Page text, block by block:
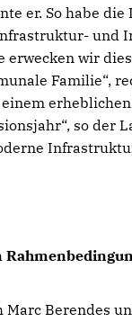
er. So habe
und
wir
Familie“,
so der
Berendes